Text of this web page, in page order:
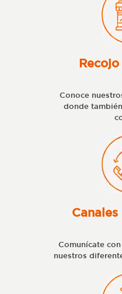
Conoce
donde
Comunícate
nuestros